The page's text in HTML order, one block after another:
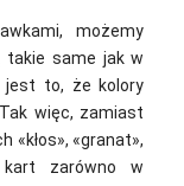
możemy
takie same jak w
jest to, że kolory
więc, zamiast
«kłos», «granat»,
zarówno w